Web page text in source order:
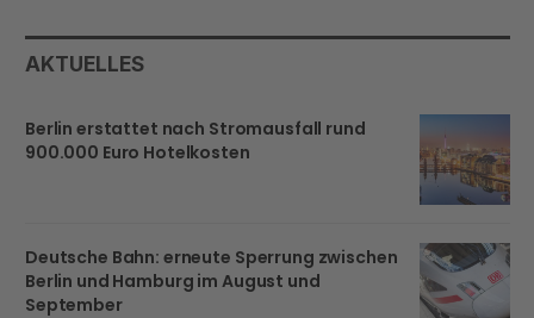
AKTUELLES
Berlin erstattet nach Stromausfall rund
900.000 Euro Hotelkosten
Deutsche Bahn: erneute Sperrung zwischen
Berlin und Hamburg im August und
September